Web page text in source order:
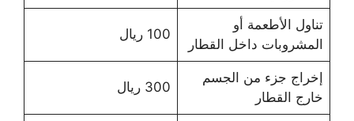
تناول الأطعمة أو
المشروبات داخل القطار
100 ريال
إخراج جزء من الجسم
خارج القطار
300 ريال